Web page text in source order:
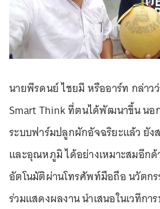
นายพีรดนย์ ไชยมี หรืออาร์ท กล่าว
Smart Think ที่ตนได้พัฒนาขึ้น นอ
ระบบฟาร์มปลูกผักอัจฉริยะแล้ว ยัง
และอุณหภูมิ ได้อย่างเหมาะสมอีก
อัตโนมัติผ่านโทรศัพท์มือถือ นวัตกร
ร่วมแสดงผลงาน นำเสนอในเวทีก